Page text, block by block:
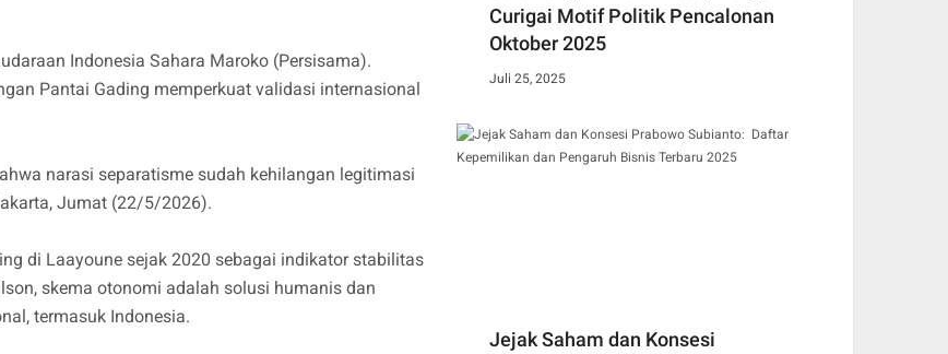
Indonesia Sahara Maroko (Persisama).
Pantai Gading memperkuat validasi internasional
narasi separatisme sudah kehilangan legitimasi
Jumat (22/5/2026).
di Laayoune sejak 2020 sebagai indikator stabilitas
skema otonomi adalah solusi humanis dan
termasuk Indonesia.
Curigai Motif Politik Pencalonan
Oktober 2025
Juli 25, 2025
Jejak Saham dan Konsesi